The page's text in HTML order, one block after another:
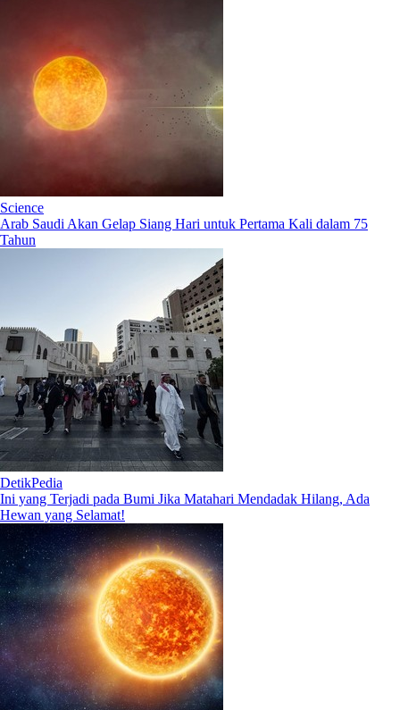
Science
Arab Saudi Akan Gelap Siang Hari untuk Pertama Kali dalam 75
Tahun
DetikPedia
Ini yang Terjadi pada Bumi Jika Matahari Mendadak Hilang, Ada
Hewan yang Selamat!